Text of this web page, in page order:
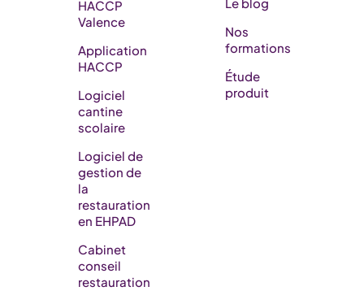
HACCP
Valence
Application
HACCP
Logiciel
cantine
scolaire
Logiciel de
gestion de
la
restauration
en EHPAD​
Cabinet
conseil
restauration
Le blog
Nos
formations
Étude
produit